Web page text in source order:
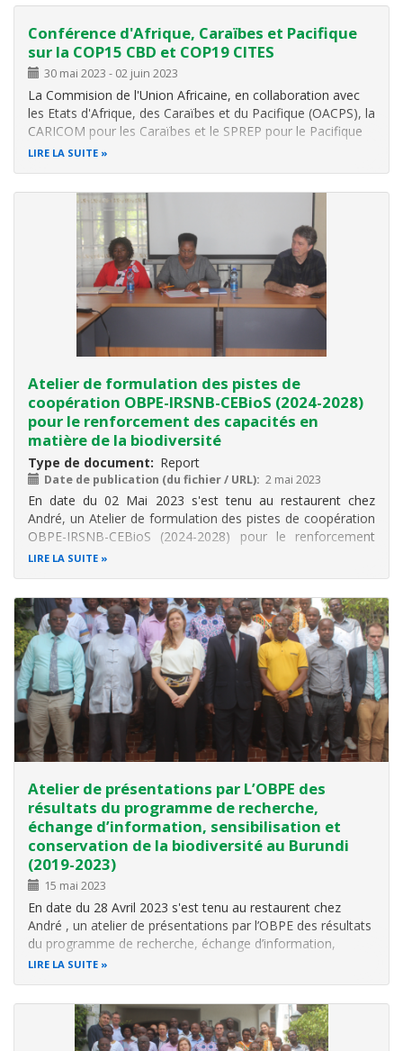
Conférence d'Afrique, Caraïbes et Pacifique
sur la COP15 CBD et COP19 CITES
30 mai 2023 - 02 juin 2023
La Commision de l'Union Africaine, en collaboration avec
les Etats d'Afrique, des Caraïbes et du Pacifique (OACPS), la
CARICOM pour les Caraïbes et le SPREP pour le Pacifique
organisent une conférence de haut niveau d'Afrique,
LIRE LA SUITE
Atelier de formulation des pistes de
coopération OBPE-IRSNB-CEBioS (2024-2028)
pour le renforcement des capacités en
matière de la biodiversité
Type de document Report
Date de publication (du fichier / URL) 2 mai 2023
En date du 02 Mai 2023 s'est tenu au restaurent chez
André, un Atelier de formulation des pistes de coopération
OBPE-IRSNB-CEBioS (2024-2028) pour le renforcement
des capacités en matière de la biodiversité
LIRE LA SUITE
Atelier de présentations par L’OBPE des
résultats du programme de recherche,
échange d’information, sensibilisation et
conservation de la biodiversité au Burundi
(2019-2023)
15 mai 2023
En date du 28 Avril 2023 s'est tenu au restaurent chez
André , un atelier de présentations par l’OBPE des résultats
du programme de recherche, échange d’information,
sensibilisation et conservation de la biodiversité au Burundi
LIRE LA SUITE